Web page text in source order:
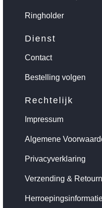
Ringholder
Dienst
Contact
Bestelling volgen
Rechtelijk
Impressum
Algemene
Privacyverklaring
Verzending &